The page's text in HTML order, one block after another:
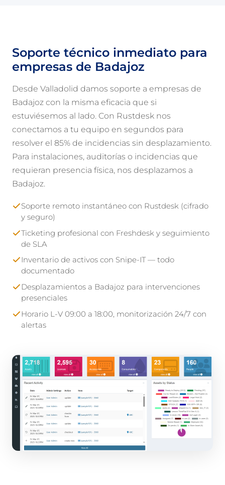
Soporte técnico inmediato para
empresas de Badajoz
Desde Valladolid damos soporte a empresas de
Badajoz con la misma eficacia que si
estuviésemos al lado. Con Rustdesk nos
conectamos a tu equipo en segundos para
resolver el 85% de incidencias sin desplazamiento.
Para instalaciones, auditorías o incidencias que
requieran presencia física, nos desplazamos a
Badajoz.
Soporte remoto instantáneo con Rustdesk (cifrado
y seguro)
Ticketing profesional con Freshdesk y seguimiento
de SLA
Inventario de activos con Snipe-IT — todo
documentado
Desplazamientos a Badajoz para intervenciones
presenciales
Horario L-V 09:00 a 18:00, monitorización 24/7 con
alertas